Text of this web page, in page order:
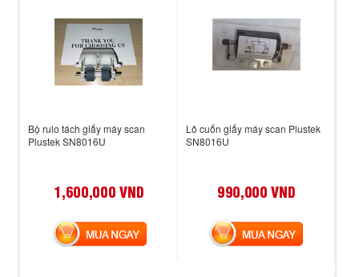
Bộ rulo tách giấy máy scan
Plustek SN8016U
1,600,000 VND
MUA NGAY
Lô cuốn giấy máy scan Plustek
SN8016U
990,000 VND
MUA NGAY